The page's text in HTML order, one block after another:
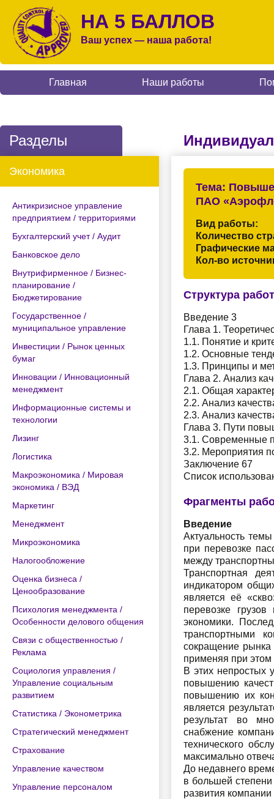
НА 5 БАЛЛОВ
Ваш успех — наша работа!
Главная Наши работы
Разделы
Экономика
Антикризисное управление
предприятием / территориями
Бухгалтерский учет / Аудит
Банковское дело
Внутрифирменное / Бизнес-
планирование /
Бюджетирование
Государственное /
муниципальное управление
Инвестиции / Рынок ценных
бумаг
Инновации / Инновационный
менеджмент
Информационные системы и
технологии
Лизинг
Логистика
Макроэкономика / Мировая
экономика / ВЭД
Маркетинг
Менеджмент
Микроэкономика
Налогообложение
Оценка бизнеса /
Ценообразование
Психология менеджмента /
Особенности делового общения
Связи с общественностью /
Реклама
Социология управления /
Управление социальным
развитием
Статистика / Эконометрика
Стратегический менеджмент
Страхование
Управление качеством
Управление персоналом
Тема:
ПАО
Вид работы:
Количество
Графические
Кол-во
Структура
Введение 3
Глава 1.
1.1. Понятие и
1.2. Основные
1.3. Принципы и
Глава 2. Анализ
2.1. Общая
2.2. Анализ
2.3. Анализ
Глава 3. Пути
3.1. Современные
3.2. Мероприятия
Заключение 67
Список
Фрагменты
Введение
Актуальность
при перевозке
между
Транспортная
индикатором
является её
перевозке
экономики.
транспортными
сокращение рынка
применяя при этом
В этих непростых
повышению
повышению их
является
результат во
снабжение
технического
максимально
До недавнего
в большей степени
развития